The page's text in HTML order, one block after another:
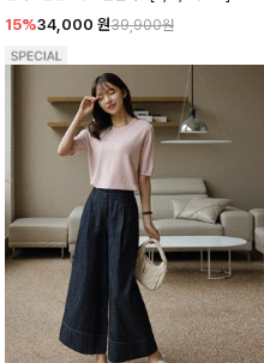
15%34,000 원39,900원